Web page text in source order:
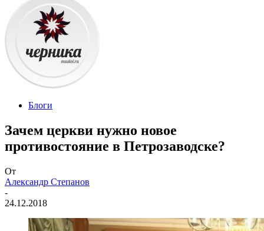
Блоги
Зачем церкви нужно новое
противостояние в Петрозаводске?
От
Александр Степанов
-
24.12.2018